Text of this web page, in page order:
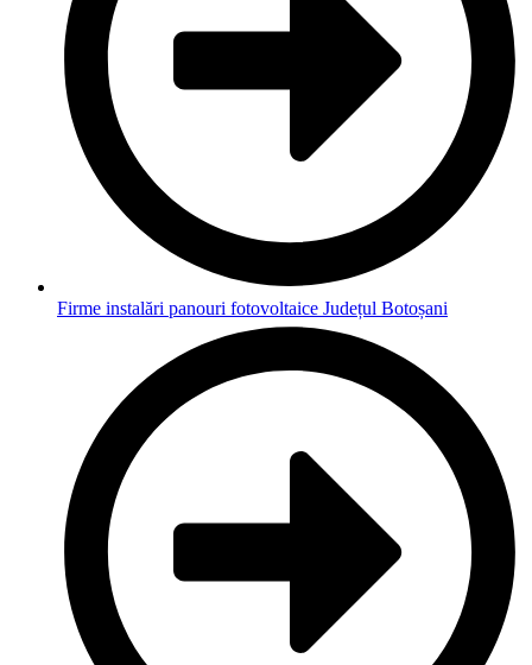
Firme instalări panouri fotovoltaice Județul Botoșani